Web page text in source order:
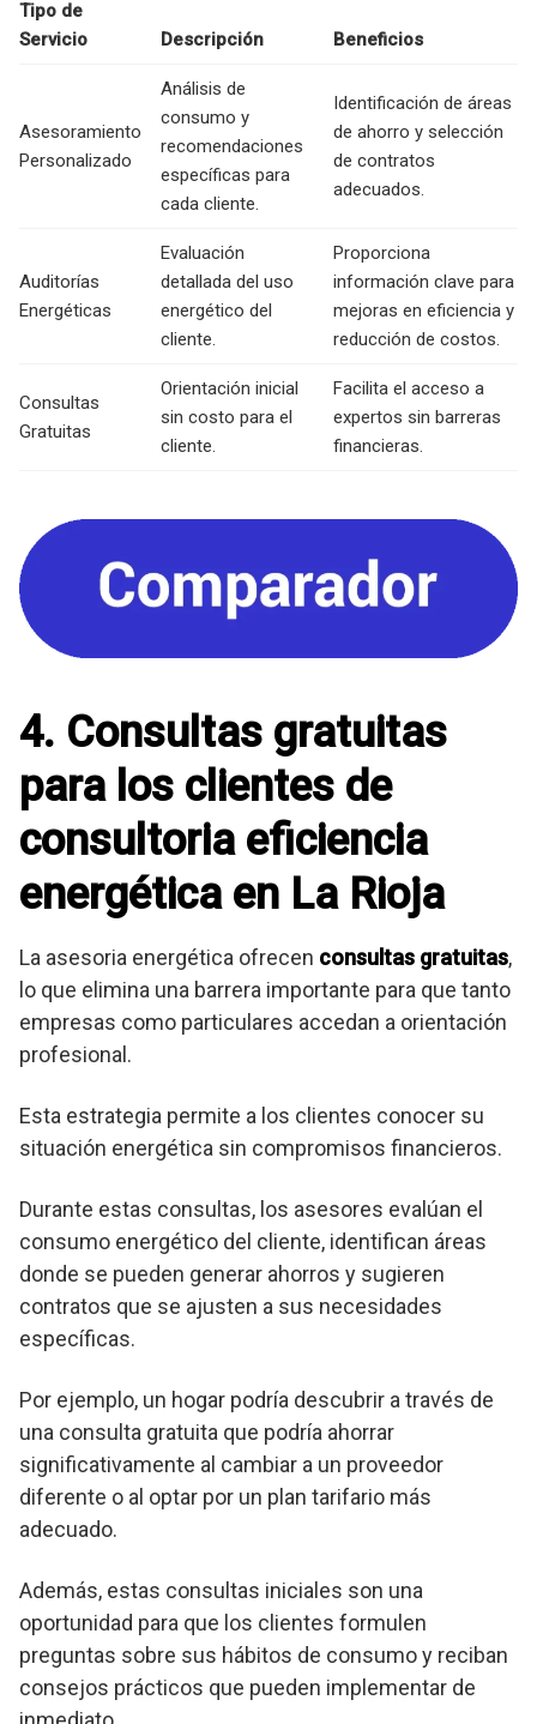
Tipo de
Servicio
Descripción Beneficios
Asesoramiento
Personalizado
Análisis de
consumo y
recomendaciones
específicas para
cada cliente.
Identificación de áreas
de ahorro y selección
de contratos
adecuados.
Auditorías
Energéticas
Evaluación
detallada del uso
energético del
cliente.
Proporciona
información clave para
mejoras en eficiencia y
reducción de costos.
Consultas
Gratuitas
Orientación inicial
sin costo para el
cliente.
Facilita el acceso a
expertos sin barreras
financieras.
4. Consultas gratuitas
para los clientes de
consultoria eficiencia
energética en La Rioja
La asesoria energética ofrecen consultas gratuitas,
lo que elimina una barrera importante para que tanto
empresas como particulares accedan a orientación
profesional.
Esta estrategia permite a los clientes conocer su
situación energética sin compromisos financieros.
Durante estas consultas, los asesores evalúan el
consumo energético del cliente, identifican áreas
donde se pueden generar ahorros y sugieren
contratos que se ajusten a sus necesidades
específicas.
Por ejemplo, un hogar podría descubrir a través de
una consulta gratuita que podría ahorrar
significativamente al cambiar a un proveedor
diferente o al optar por un plan tarifario más
adecuado.
Además, estas consultas iniciales son una
oportunidad para que los clientes formulen
preguntas sobre sus hábitos de consumo y reciban
consejos prácticos que pueden implementar de